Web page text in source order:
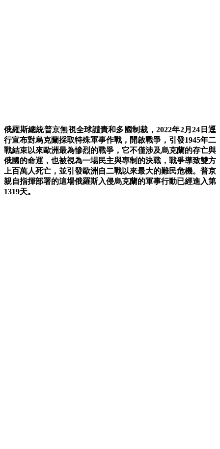
俄羅斯總統普京無視全球譴責和多國制裁，2022年2月24日逕
行宣布對烏克蘭採取特殊軍事作戰，開啟戰爭，引發1945年二
戰結束以來歐洲最為慘烈的戰爭，它不僅涉及烏克蘭的存亡與
俄國的命運，也被視為一場民主與專制的決戰， 戰爭導致雙方
上百萬人死亡，並引發歐洲自二戰以來最大的難民危機。 普京
親自指揮部署的這場俄羅斯入侵烏克蘭的軍事行動已經進入第
1319天。